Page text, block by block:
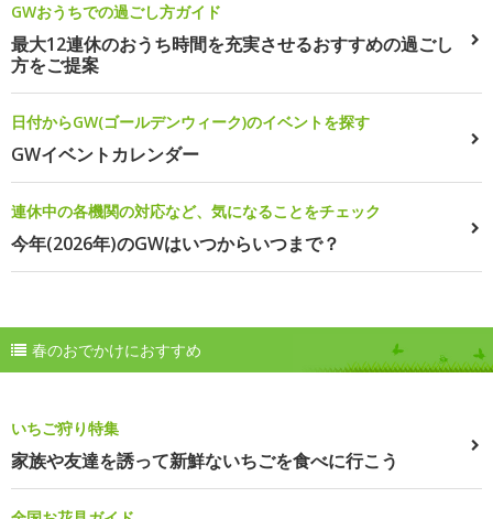
GWおうちでの過ごし方ガイド
最大12連休のおうち時間を充実させるおすすめの過ごし
方をご提案
日付からGW(ゴールデンウィーク)のイベントを探す
GWイベントカレンダー
連休中の各機関の対応など、気になることをチェック
今年(2026年)のGWはいつからいつまで？
春のおでかけにおすすめ
いちご狩り特集
家族や友達を誘って新鮮ないちごを食べに行こう